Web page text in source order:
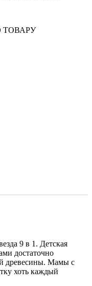
ТОВАРУ
9 в 1. Детская
достаточно
древесины. Мамы с
хоть каждый